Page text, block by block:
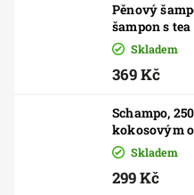
Pěnový
šampon s
Skladem
369 Kč
Schampo,
kokosovým
Skladem
299 Kč